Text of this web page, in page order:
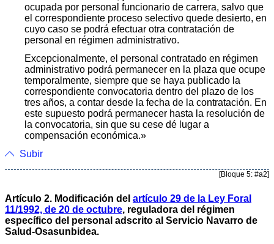
ocupada por personal funcionario de carrera, salvo que
el correspondiente proceso selectivo quede desierto, en
cuyo caso se podrá efectuar otra contratación de
personal en régimen administrativo.
Excepcionalmente, el personal contratado en régimen
administrativo podrá permanecer en la plaza que ocupe
temporalmente, siempre que se haya publicado la
correspondiente convocatoria dentro del plazo de los
tres años, a contar desde la fecha de la contratación. En
este supuesto podrá permanecer hasta la resolución de
la convocatoria, sin que su cese dé lugar a
compensación económica.»
Subir
[Bloque 5: #a2]
Artículo 2. Modificación del artículo 29 de la Ley Foral
11/1992, de 20 de octubre, reguladora del régimen
específico del personal adscrito al Servicio Navarro de
Salud-Osasunbidea.